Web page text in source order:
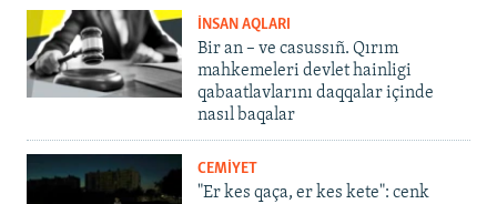
İNSAN AQLARI
Bir an – ve casussıñ. Qırım
mahkemeleri devlet hainligi
qabaatlavlarını daqqalar içinde
nasıl baqalar
CEMİYET
"Er kes qaça, er kes kete": cenk